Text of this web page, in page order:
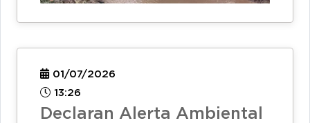
01/07/2026
13:26
Declaran Alerta Ambiental